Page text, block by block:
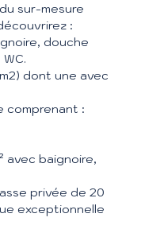
sur-mesure
:
douche
dont une avec
comprenant :
avec baignoire,
privée de 20
exceptionnelle